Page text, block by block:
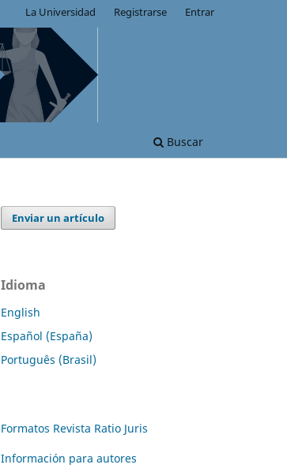
Buscar
La Universidad Registrarse Entrar
Enviar un artículo
Idioma
English
Español (España)
Português (Brasil)
Formatos Revista Ratio Juris
Información para autores